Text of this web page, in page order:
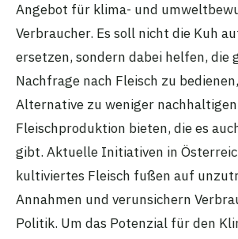
Angebot für klima- und
Verbraucher. Es soll nicht die Kuh
ersetzen, sondern dabei helfen, die
Nachfrage nach Fleisch zu
Alternative zu weniger
Fleischproduktion bieten, die es
gibt. Aktuelle Initiativen in
kultiviertes Fleisch fußen auf
Annahmen und verunsichern
Politik. Um das Potenzial für den